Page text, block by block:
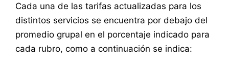
Cada una de las tarifas actualizadas para los
distintos servicios se encuentra por debajo del
promedio grupal en el porcentaje indicado para
cada rubro, como a continuación se indica: